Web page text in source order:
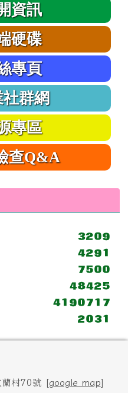
資訊
硬碟
專頁
群網
專區
查Q&A
村70號 [google map]